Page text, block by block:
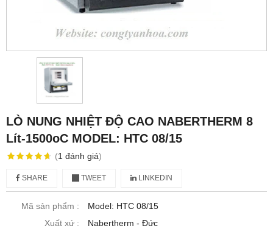
LÒ NUNG NHIỆT ĐỘ CAO NABERTHERM 8
Lít-1500oC MODEL: HTC 08/15
(1 đánh giá)
SHARE TWEET LINKEDIN
Mã sản phẩm :
Model: HTC 08/15
Xuất xứ :
Nabertherm - Đức